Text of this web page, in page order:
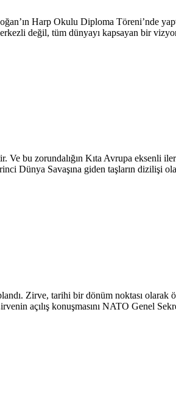
Harp Okulu Diploma Töreni’nde
değil, tüm dünyayı kapsayan bir
Ve bu zorundalığın Kıta Avrupa eksenli
Dünya Savaşına giden taşların dizilişi
Zirve, tarihi bir dönüm noktası
açılış konuşmasını NATO Genel